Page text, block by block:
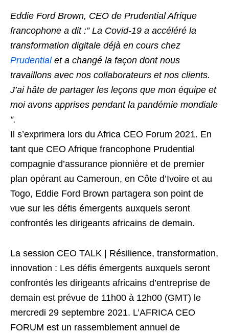
Eddie Ford Brown, CEO de Prudential Afrique
francophone a dit :” La Covid-19 a accéléré la
transformation digitale déjà en cours chez
Prudentialet a changé la façon dont nous
travaillons avec nos collaborateurs et nos clients.
J’ai hâte de partager les leçons que mon équipe et
moi avons apprises pendant la pandémie mondiale
“.
Il s’exprimera lors du Africa CEO Forum 2021. En
tant que CEO Afrique francophone Prudential
compagnie d’assurance pionnière et de premier
plan opérant au Cameroun, en Côte d’Ivoire et au
Togo, Eddie Ford Brown partagera son point de
vue sur les défis émergents auxquels seront
confrontés les dirigeants africains de demain.
La session CEO TALK | Résilience, transformation,
innovation : Les défis émergents auxquels seront
confrontés les dirigeants africains d’entreprise de
demain est prévue de 11h00 à 12h00 (GMT) le
mercredi 29 septembre 2021. L’AFRICA CEO
FORUM est un rassemblement annuel de